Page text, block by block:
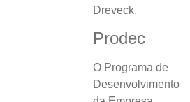
Dreveck.
Prodec
O Programa de
Desenvolvimento